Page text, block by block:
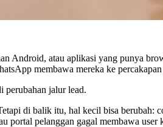
Android, atau aplikasi yang punya
membawa mereka ke percakapan
perubahan jalur lead.
di balik itu, hal kecil bisa
portal pelanggan gagal membawa user